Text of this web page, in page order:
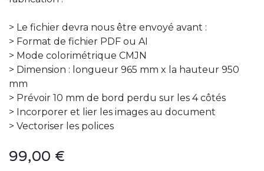
> Le fichier devra nous être envoyé avant :
> Format de fichier PDF ou AI
> Mode colorimétrique CMJN
> Dimension : longueur 965 mm x la hauteur 950
mm
> Prévoir 10 mm de bord perdu sur les 4 côtés
> Incorporer et lier les images au document
> Vectoriser les polices
99,00 €